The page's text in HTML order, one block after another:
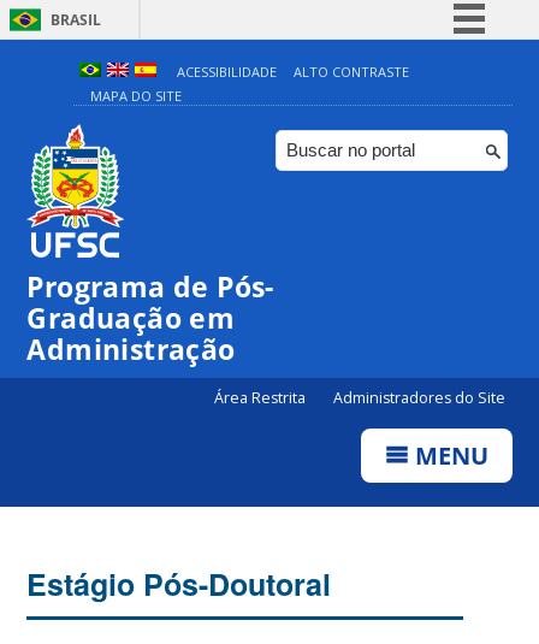
BRASIL
Simplifique!
Comunica BR
Participe
ACESSIBILIDADE
ALTO CONTRASTE
MAPA DO SITE
Programa de Pós-
Graduação em
Administração
Área Restrita Administradores do Site
MENU
Estágio Pós-Doutoral